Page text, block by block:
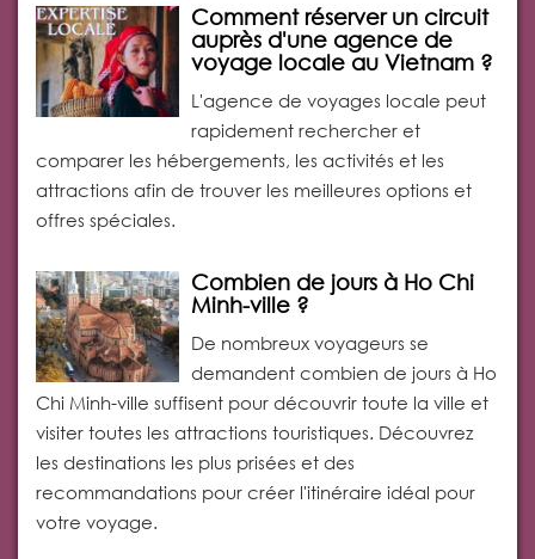
Comment réserver un circuit
auprès d'une agence de
voyage locale au Vietnam ?
L'agence de voyages locale peut
rapidement rechercher et
comparer les hébergements, les activités et les
attractions afin de trouver les meilleures options et
offres spéciales.
Combien de jours à Ho Chi
Minh-ville ?
De nombreux voyageurs se
demandent combien de jours à Ho
Chi Minh-ville suffisent pour découvrir toute la ville et
visiter toutes les attractions touristiques. Découvrez
les destinations les plus prisées et des
recommandations pour créer l'itinéraire idéal pour
votre voyage.